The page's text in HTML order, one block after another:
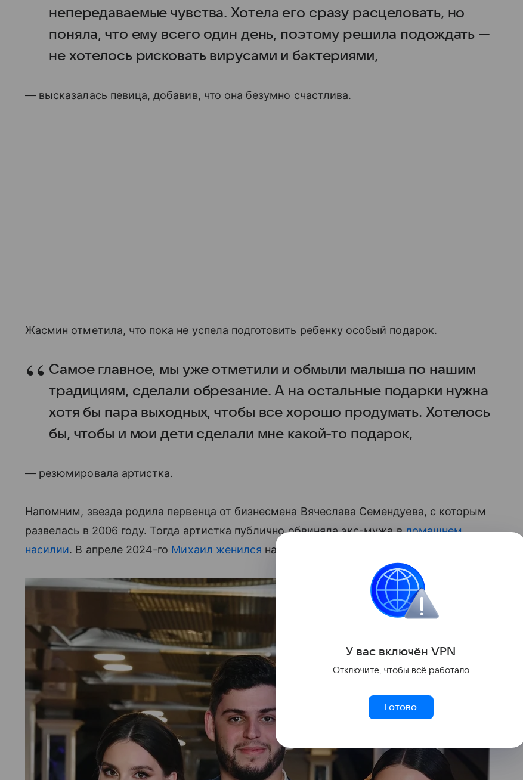
непередаваемые чувства. Хотела его сразу расцеловать, но
поняла, что ему всего один день, поэтому решила подождать —
не хотелось рисковать вирусами и бактериями,
— высказалась певица, добавив, что она безумно счастлива.
Жасмин отметила, что пока не успела подготовить ребенку особый подарок.
Самое главное, мы уже отметили и обмыли малыша по нашим
традициям, сделали обрезание. А на остальные подарки нужна
хотя бы пара выходных, чтобы все хорошо продумать. Хотелось
бы, чтобы и мои дети сделали мне какой-то подарок,
— резюмировала артистка.
Напомним, звезда родила первенца от бизнесмена Вячеслава Семендуева, с которым
развелась в 2006 году. Тогда артистка публично обвиняла экс-мужа вдомашнем
насилии. В апреле 2024-го Михаил женился на
У вас включён VPN
Отключите, чтобы всё работало
Готово